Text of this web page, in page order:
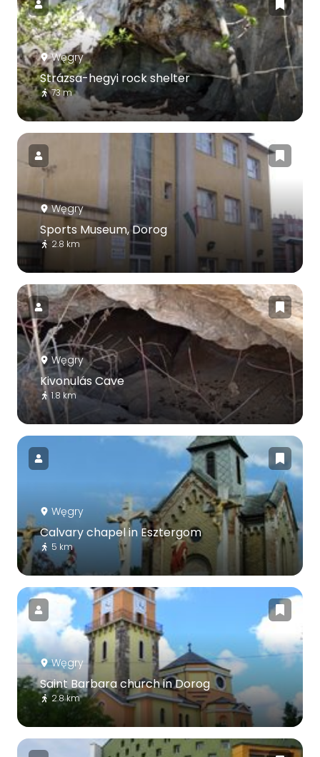
Węgry
Strázsa-hegyi rock shelter
73 m
Węgry
Sports Museum, Dorog
2.8 km
Węgry
Kivonulás Cave
1.8 km
Węgry
Calvary chapel in Esztergom
5 km
Węgry
Saint Barbara church in Dorog
2.8 km